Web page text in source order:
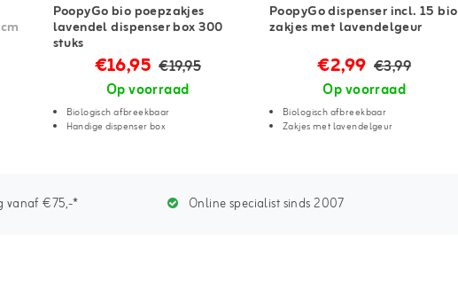
PoopyGo bio poepzakjes
lavendel dispenser box 300
stuks
€16,95 €19,95
Op voorraad
Biologisch afbreekbaar
Handige dispenser box
PoopyGo dispenser incl. 15 bio
zakjes met lavendelgeur
€2,99 €3,99
Op voorraad
Biologisch afbreekbaar
Zakjes met lavendelgeur
vanaf €75,-* Online specialist sinds 2007